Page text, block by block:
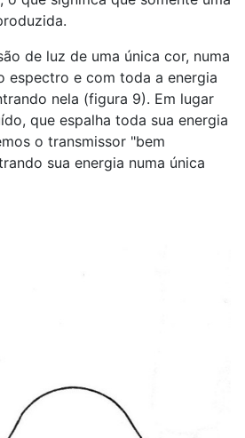
de luz de uma única cor, numa
espectro e com toda a energia
nela (figura 9). Em lugar
que espalha toda sua energia
o transmissor "bem
sua energia numa única